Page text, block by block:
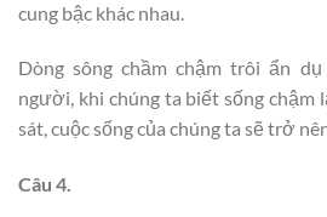
cung bậc khác nhau.
Dòng sông chầm chậm trôi ẩn
người, khi chúng ta biết sống chậm
sát, cuộc sống của chúng ta sẽ trở
Câu 4.